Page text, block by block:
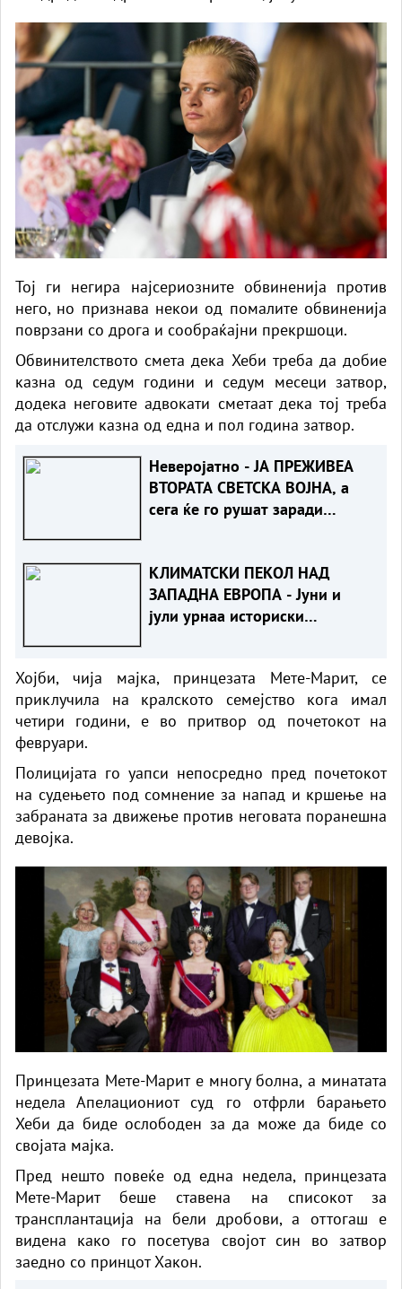
Тој ги негира најсериозните обвиненија против
него, но признава некои од помалите обвиненија
поврзани со дрога и сообраќајни прекршоци.
Обвинителството смета дека Хеби треба да добие
казна од седум години и седум месеци затвор,
додека неговите адвокати сметаат дека тој треба
да отслужи казна од една и пол година затвор.
Неверојатно - ЈА ПРЕЖИВЕА
ВТОРАТА СВЕТСКА ВОЈНА, а
сега ќе го рушат заради
КЛИМАТСКИ ПЕКОЛ НАД
ЗАПАДНА ЕВРОПА - Јуни и
јули урнаа историски
Хојби, чија мајка, принцезата Мете-Марит, се
приклучила на кралското семејство кога имал
четири години, е во притвор од почетокот на
февруари.
Полицијата го уапси непосредно пред почетокот
на судењето под сомнение за напад и кршење на
забраната за движење против неговата поранешна
девојка.
Принцезата Мете-Марит е многу болна, а минатата
недела Апелациониот суд го отфрли барањето
Хеби да биде ослободен за да може да биде со
својата мајка.
Пред нешто повеќе од една недела, принцезата
Мете-Марит беше ставена на списокот за
трансплантација на бели дробови, а оттогаш е
видена како го посетува својот син во затвор
заедно со принцот Хакон.